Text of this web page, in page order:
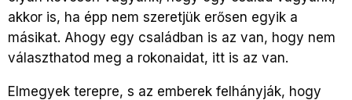
akkor is, ha épp nem szeretjük erősen egyik a
másikat. Ahogy egy családban is az van, hogy nem
választhatod meg a rokonaidat, itt is az van.
Elmegyek terepre, s az emberek felhányják, hogy